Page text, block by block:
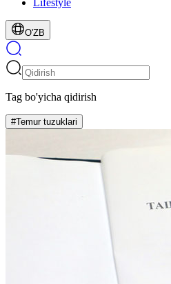
Lifestyle
O'ZB
Tag bo'yicha qidirish
#Temur tuzuklari